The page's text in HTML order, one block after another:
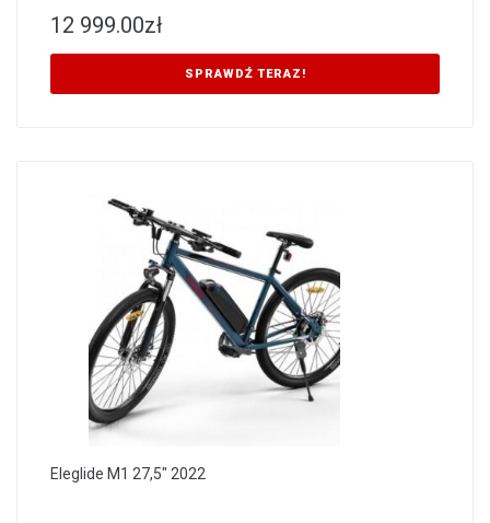
12 999.00zł
SPRAWDŹ TERAZ!
Eleglide M1 27,5″ 2022